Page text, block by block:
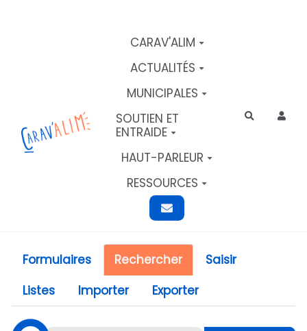
CARAV'ALIM
ACTUALITÉS
MUNICIPALES
SOUTIEN ET
ENTRAIDE
HAUT-PARLEUR
RESSOURCES
Rechercher
Formulaires Rechercher
Saisir
Listes
Importer Exporter